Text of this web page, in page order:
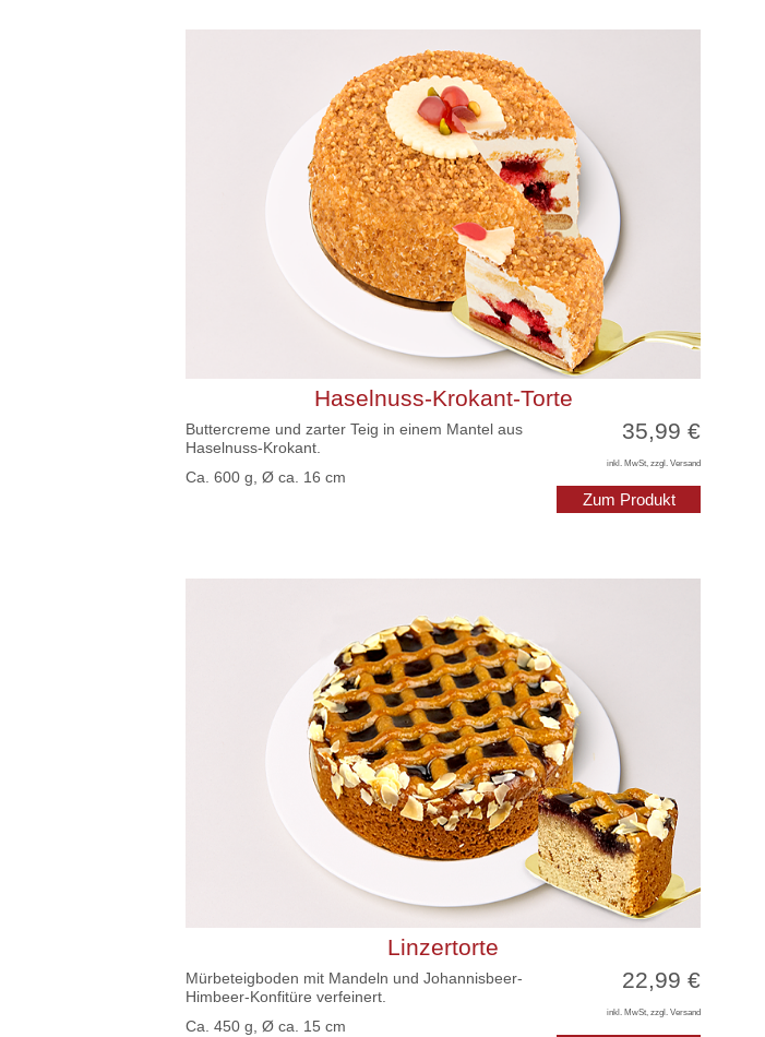
Haselnuss-Krokant-Torte
Buttercreme und zarter Teig in einem Mantel aus
Haselnuss-Krokant.
Ca. 600 g, Ø ca. 16 cm
35,99 €
inkl. MwSt, zzgl. Versand
Zum Produkt
Linzertorte
Mürbeteigboden mit Mandeln und Johannisbeer-
Himbeer-Konfitüre verfeinert.
Ca. 450 g, Ø ca. 15 cm
22,99 €
inkl. MwSt, zzgl. Versand